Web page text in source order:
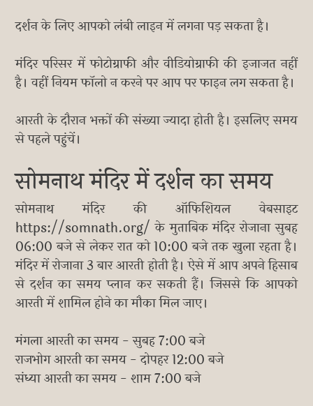
दर्शन के लिए आपको लंबी लाइन में लगना पड़ सकता है।
मंदिर परिसर में फोटोग्राफी और वीडियोग्राफी की इजाजत नहीं
है। वहीं नियम फॉलो न करने पर आप पर फाइन लग सकता है।
आरती के दौरान भक्तों की संख्या ज्यादा होती है। इसलिए समय
से पहले पहुंचें।
सोमनाथ मंदिर में दर्शन का समय
सोमनाथ मंदिर की ऑफिशियल वेबसाइट
https://somnath.org/ के मुताबिक मंदिर रोजाना सुबह
06:00 बजे से लेकर रात को 10:00 बजे तक खुला रहता है।
मंदिर में रोजाना 3 बार आरती होती है। ऐसे में आप अपने हिसाब
से दर्शन का समय प्लान कर सकती हैं। जिससे कि आपको
आरती में शामिल होने का मौका मिल जाए।
मंगला आरती का समय - सुबह 7:00 बजे
राजभोग आरती का समय - दोपहर 12:00 बजे
संध्या आरती का समय - शाम 7:00 बजे